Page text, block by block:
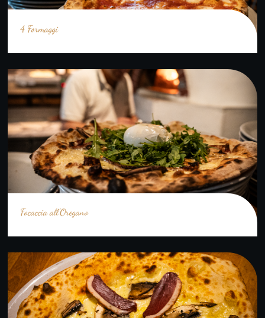
4 Formaggi
Focaccia all’Oregano